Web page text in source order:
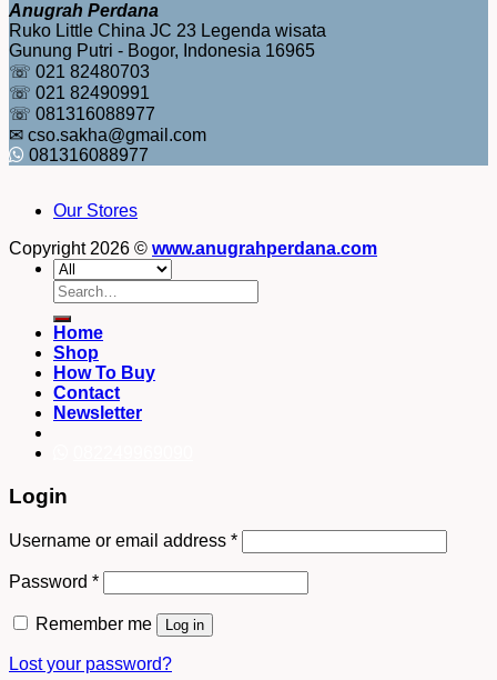
Anugrah Perdana
Ruko Little China JC 23 Legenda wisata
Gunung Putri - Bogor, Indonesia 16965
☏ 021 82480703
☏ 021 82490991
☏ 081316088977
✉ cso.sakha@gmail.com
081316088977
Our Stores
Copyright 2026 © www.anugrahperdana.com
Search
for:
Home
Shop
How To Buy
Contact
Newsletter
Login
Username or email address *
Password *
Remember me Log in
Lost your password?